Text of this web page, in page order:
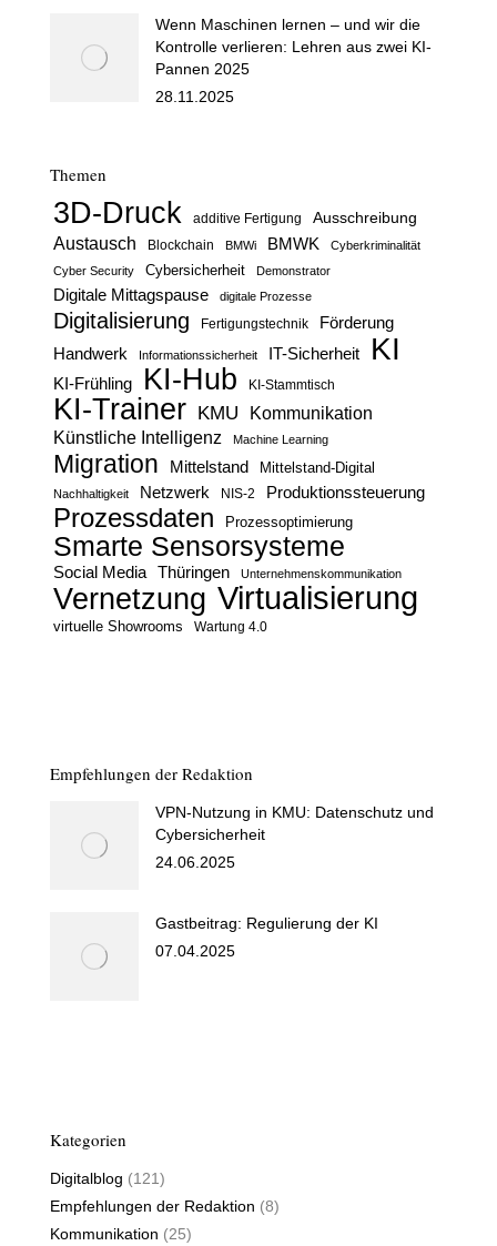
Wenn Maschinen lernen – und wir die
Kontrolle verlieren: Lehren aus zwei KI-
Pannen 2025
28.11.2025
Themen
3D-Druck additive Fertigung Ausschreibung
Austausch Blockchain BMWi BMWK
Cyberkriminalität
Cyber Security
Cybersicherheit Demonstrator
Digitale Mittagspause digitale Prozesse
Digitalisierung Fertigungstechnik Förderung
Handwerk Informationssicherheit IT-Sicherheit KI
KI-Frühling KI-Hub KI-Stammtisch
KI-Trainer KMU
Kommunikation
Künstliche Intelligenz
Machine Learning
Migration Mittelstand Mittelstand-Digital
Nachhaltigkeit Netzwerk NIS-2 Produktionssteuerung
Prozessdaten Prozessoptimierung
Smarte Sensorsysteme
Social Media Thüringen Unternehmenskommunikation
Vernetzung Virtualisierung
virtuelle Showrooms Wartung 4.0
Empfehlungen der Redaktion
VPN-Nutzung in KMU: Datenschutz und
Cybersicherheit
24.06.2025
Gastbeitrag: Regulierung der KI
07.04.2025
Kategorien
Digitalblog (121)
Empfehlungen der Redaktion (8)
Kommunikation (25)